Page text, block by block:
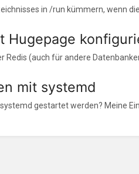
in /run kümmern, wenn die
Hugepage
(auch für andere
mit systemd
gestartet werden? Meine